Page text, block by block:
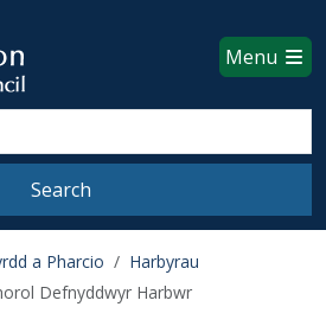
Council
Menu
Search
a Pharcio
Harbyrau
Defnyddwyr Harbwr